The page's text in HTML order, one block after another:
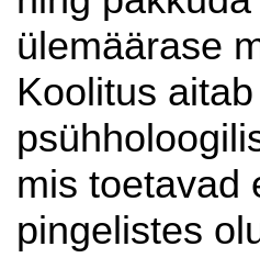
ülemäärase
Koolitus
mis toetavad
pingelistes